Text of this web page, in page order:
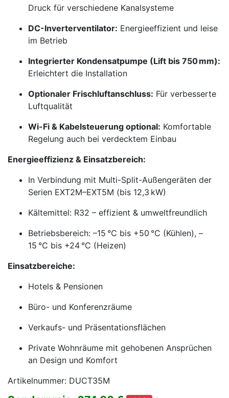
Druck für verschiedene Kanalsysteme
DC-Inverterventilator: Energieeffizient und leise
im Betrieb
Integrierter Kondensatpumpe (Lift bis 750 mm):
Erleichtert die Installation
Optionaler Frischluftanschluss: Für verbesserte
Luftqualität
Wi-Fi & Kabelsteuerung optional: Komfortable
Regelung auch bei verdecktem Einbau
Energieeffizienz & Einsatzbereich:
In Verbindung mit Multi-Split-Außengeräten der
Serien EXT2M–EXT5M (bis 12,3 kW)
Kältemittel: R32 – effizient & umweltfreundlich
Betriebsbereich: –15 °C bis +50 °C (Kühlen), –
15 °C bis +24 °C (Heizen)
Einsatzbereiche:
Hotels & Pensionen
Büro- und Konferenzräume
Verkaufs- und Präsentationsflächen
Private Wohnräume mit gehobenen Ansprüchen
an Design und Komfort
Artikelnummer: DUCT35M